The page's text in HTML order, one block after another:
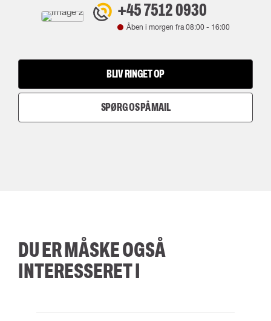
+45 7512 0930
Åben i morgen fra08:00 - 16:00
BLIV RINGET OP
SPØRG OS PÅ MAIL
DU ER MÅSKE OGSÅ
INTERESSERET I